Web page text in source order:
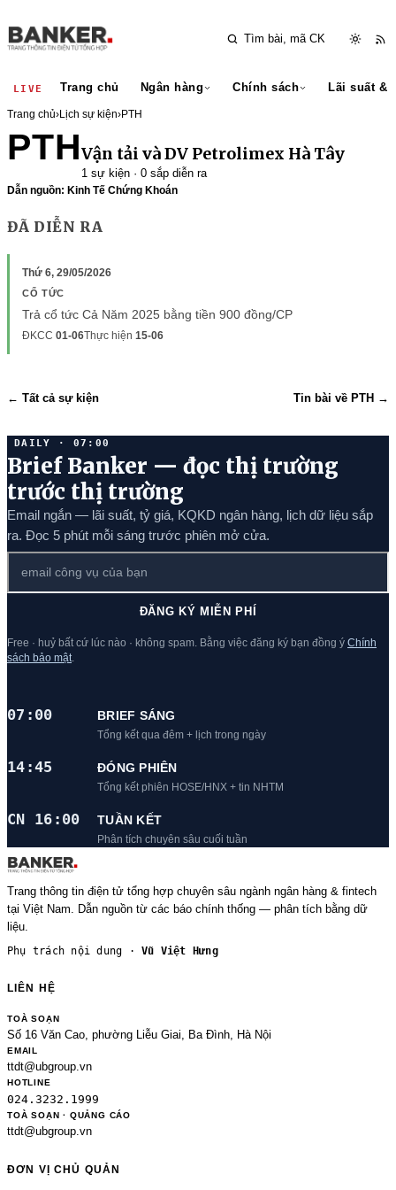
LIVE Trang chủ Ngân hàng Chính sách Lãi suất &
Trang chủ›Lịch sự kiện›PTH
PTHVận tải và DV Petrolimex Hà Tây
1 sự kiện · 0 sắp diễn ra
Dẫn nguồn: Kinh Tế Chứng Khoán
ĐÃ DIỄN RA
Thứ 6, 29/05/2026
CỔ TỨC
Trả cổ tức Cả Năm 2025 bằng tiền 900 đồng/CP
ĐKCC 01-06Thực hiện 15-06
← Tất cả sự kiện Tin bài về PTH →
DAILY · 07:00
Brief Banker — đọc thị trường
trước thị trường
Email ngắn — lãi suất, tỷ giá, KQKD ngân hàng, lịch dữ liệu sắp
ra. Đọc 5 phút mỗi sáng trước phiên mở cửa.
ĐĂNG KÝ MIỄN PHÍ
Free · huỷ bất cứ lúc nào · không spam. Bằng việc đăng ký bạn đồng ý Chính
sách bảo mật
07:00 BRIEF SÁNG
Tổng kết qua đêm + lịch trong ngày
14:45 ĐÓNG PHIÊN
Tổng kết phiên HOSE/HNX + tin NHTM
CN 16:00 TUẦN KẾT
Phân tích chuyên sâu cuối tuần
Trang thông tin điện tử tổng hợp chuyên sâu ngành ngân hàng & fintech
tại Việt Nam. Dẫn nguồn từ các báo chính thống — phân tích bằng dữ
liệu.
Phụ trách nội dung ·Vũ Việt Hưng
LIÊN HỆ
TOÀ SOẠN
Số 16 Văn Cao, phường Liễu Giai, Ba Đình, Hà Nội
EMAIL
ttdt@ubgroup.vn
HOTLINE
024.3232.1999
TOÀ SOẠN · QUẢNG CÁO
ttdt@ubgroup.vn
ĐƠN VỊ CHỦ QUẢN